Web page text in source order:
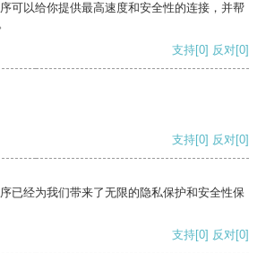
可以给你提供最高速度和安全性的连接，并帮
支持[0] 反对[0]
支持[0] 反对[0]
已经为我们带来了无限的隐私保护和安全性保
支持[0] 反对[0]